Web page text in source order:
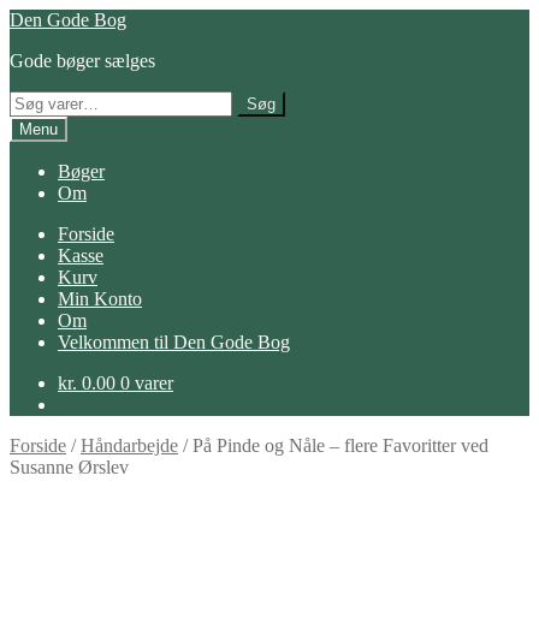
Spring
navigation
Spring
indhold
Den Gode Bog
Gode bøger sælges
Søg
efter:
Søg
Menu
Bøger
Om
Forside
Kasse
Kurv
Min Konto
Om
Velkommen til Den Gode Bog
kr. 0.00 0 varer
Forside /Håndarbejde /På Pinde og Nåle – flere Favoritter ved
Susanne Ørslev